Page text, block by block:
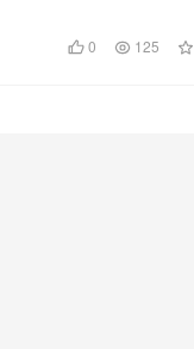
0 125